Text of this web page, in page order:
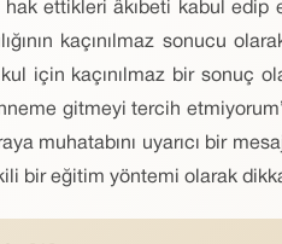
ettikleri âkıbeti kabul edip
kaçınılmaz sonucu
için kaçınılmaz bir sonuç
gitmeyi tercih
muhatabını uyarıcı bir
bir eğitim yöntemi olarak